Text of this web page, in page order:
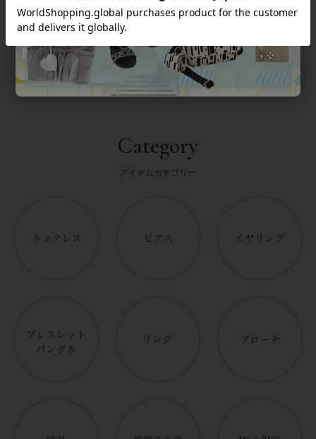
返品について
Category
アイテムカテゴリー